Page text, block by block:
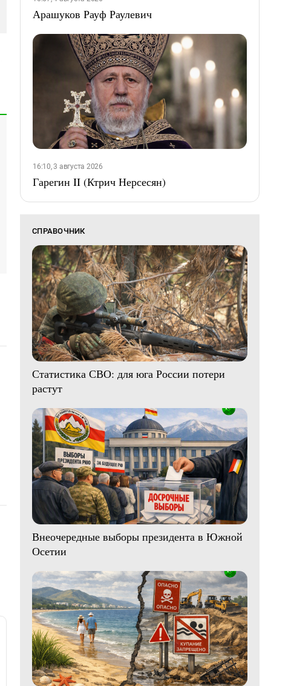
Арашуков Рауф Раулевич
16:10, 3 августа 2026
Гарегин II (Ктрич Нерсесян)
СПРАВОЧНИК
Статистика СВО: для юга России потери
растут
Внеочередные выборы президента в Южной
Осетии